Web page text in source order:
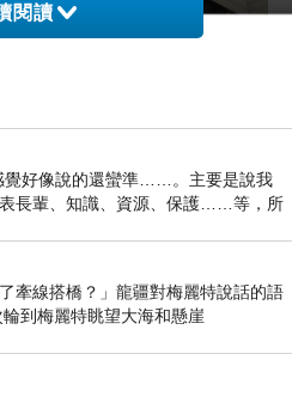
閱讀
覺好像說的還蠻準……。主要是說我
長輩、知識、資源、保護……等，所
牽線搭橋？」龍疆對梅麗特說話的語
到梅麗特眺望大海和懸崖